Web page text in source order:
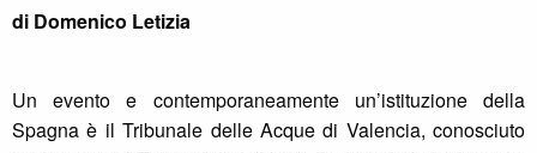
di Domenico Letizia
Un evento e contemporaneamente un’istituzione della
Spagna è il Tribunale delle Acque di Valencia, conosciuto